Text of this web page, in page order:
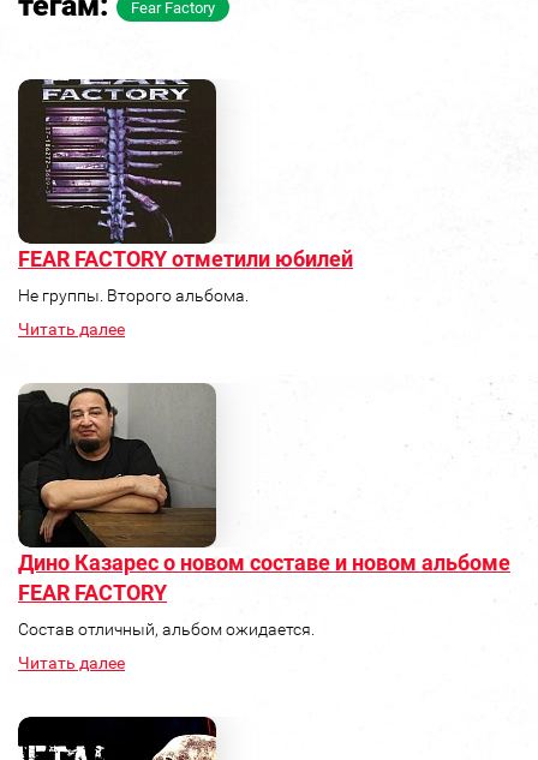
Fear Factory
FEAR FACTORY отметили юбилей
Не группы. Второго альбома.
Читать далее
Дино Казарес о новом составе и новом альбоме
FEAR FACTORY
Состав отличный, альбом ожидается.
Читать далее